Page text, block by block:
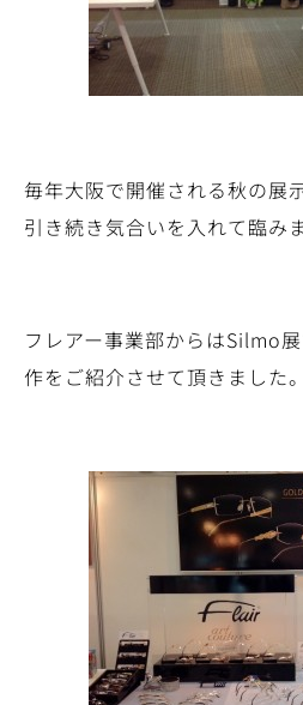
毎年大阪で開催される秋の展
引き続き気合いを入れて臨み
フレアー事業部からはSilmo
作をご紹介させて頂きました。